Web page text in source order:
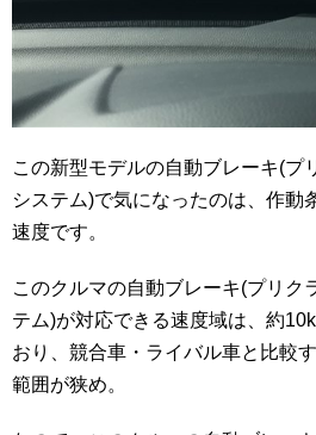
この新型モデルの自動ブレーキ(プ
システム)で気になったのは、作動
速度です。
このクルマの自動ブレーキ(プリク
テム)が対応できる速度域は、約
おり、競合車・ライバル車と比較
範囲が狭め。